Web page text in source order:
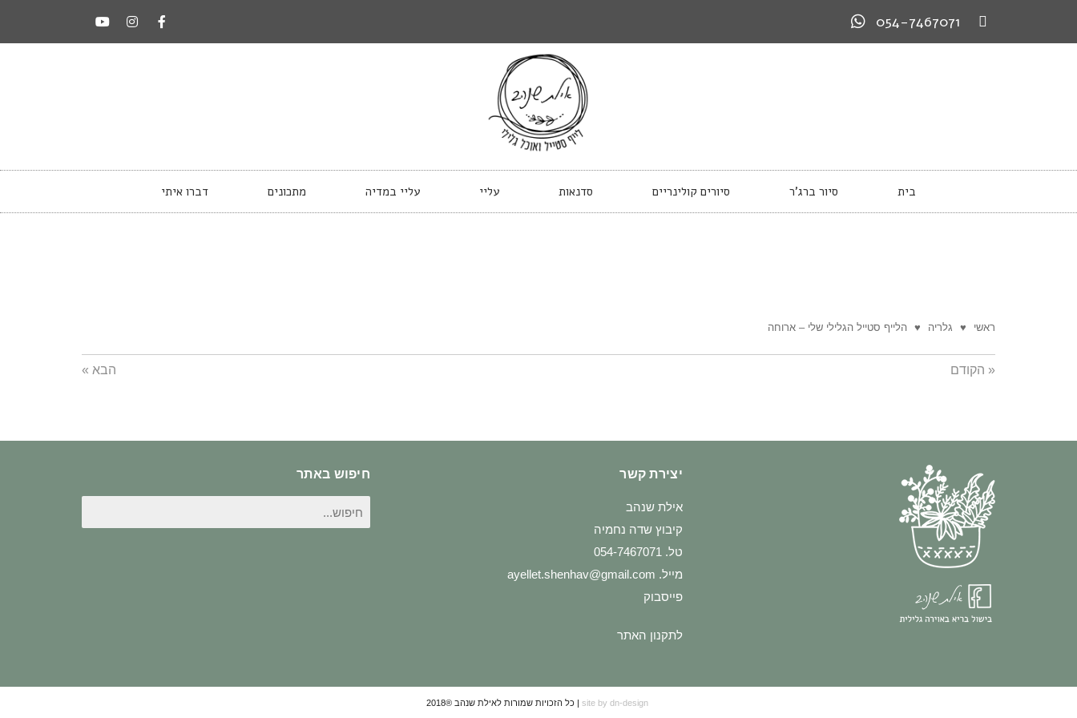
054-7467071
בית סיור ברג’ר סיורים קולינריים סדנאות עליי עליי במדיה מתכונים דברו איתי
ראשי ♥ גלריה ♥ הלייף סטייל הגלילי שלי – ארוחה
« הקודם הבא »
יצירת קשר
אילת שנהב
קיבוץ שדה נחמיה
טל. 054-7467071
מייל. ayellet.shenhav@gmail.com
פייסבוק
לתקנון האתר
חיפוש באתר
עבור:
site by dn-design | כל הזכויות שמורות לאילת שנהב ®2018